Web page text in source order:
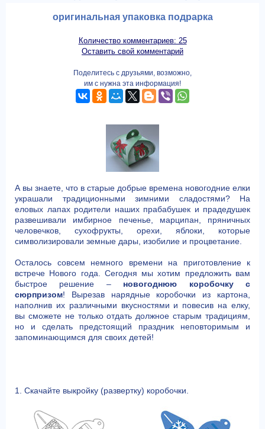
оригинальная упаковка подрарка
Количество комментариев: 25
Оставить свой комментарий
Поделитесь с друзьями, возможно,
им с нужна эта информация!
А вы знаете, что в старые добрые времена новогодние елки
украшали традиционными зимними сладостями? На
еловых лапах родители наших прабабушек и прадедушек
развешивали имбирное печенье, марципан, пряничных
человечков, сухофрукты, орехи, яблоки, которые
символизировали земные дары, изобилие и процветание.
Осталось совсем немного времени на приготовление к
встрече Нового года. Сегодня мы хотим предложить вам
быстрое решение – новогоднюю коробочку с
сюрпризом! Вырезав нарядные коробочки из картона,
наполнив их различными вкусностями и повесив на елку,
вы сможете не только отдать должное старым традициям,
но и сделать предстоящий праздник неповторимым и
запоминающимся для своих детей!
1. Скачайте выкройку (развертку) коробочки.